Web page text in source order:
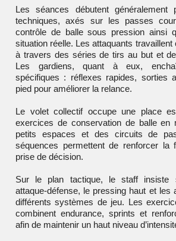
Les séances débutent généralement
techniques, axés sur les passes
contrôle de balle sous pression ainsi
situation réelle. Les attaquants travaillent
à travers des séries de tirs au but et
Les gardiens, quant à eux,
spécifiques : réflexes rapides, sorties
pied pour améliorer la relance.
Le volet collectif occupe une place
exercices de conservation de balle en
petits espaces et des circuits de
séquences permettent de renforcer la
prise de décision.
Sur le plan tactique, le staff insiste
attaque-défense, le pressing haut et les
différents systèmes de jeu. Les
combinent endurance, sprints et
afin de maintenir un haut niveau